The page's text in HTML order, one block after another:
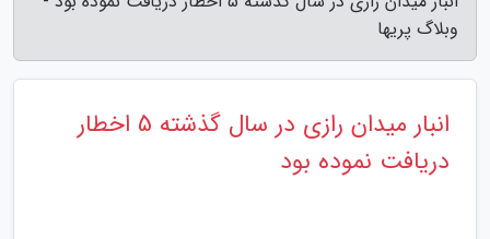
وبلاگ پریها
انبار میدان رازی در سال گذشته 5 اخطار
دریافت نموده بود